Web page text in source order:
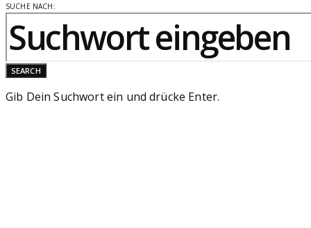
SUCHE NACH:
SEARCH
Gib Dein Suchwort ein und drücke Enter.